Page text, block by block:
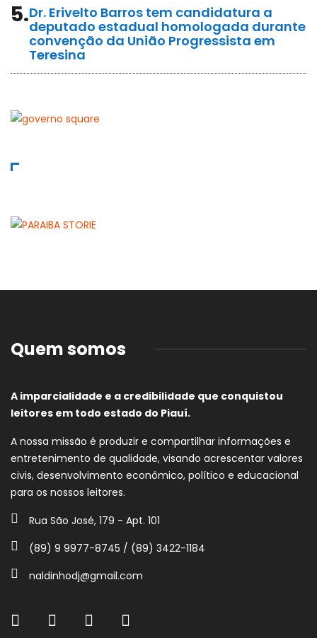
5.Dr. Erivelto Barros tem candidatura a
deputado estadual homologada durante
convenção da União Progressista em
Teresina
Quem somos
A imparcialidade e a credibilidade que conquistou
leitores em todo estado do Piauí.
A nossa missão é produzir e compartilhar informações e
entretenimento de qualidade, visando acrescentar valores
civis, desenvolvimento econômico, político e educacional
para os nossos leitores.
Rua São José, 179 - Apt. 101
(89) 9 9977-8745 / (89) 3422-1184
naldinhodj@gmail.com